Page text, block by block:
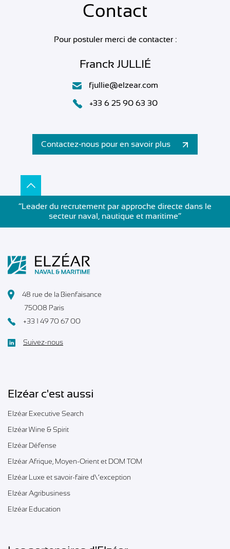
Contact
Pour postuler merci de contacter :
Franck JULLIÉ
fjullie@elzear.com
+33 6 25 90 63 30
Contactez-nous pour en savoir plus
”Leader du recrutement par approche directe dans le
secteur naval, nautique et maritime”
48 rue de la Bienfaisance
75008 Paris
+33 1 49 70 67 00
Suivez-nous
Elzéar c'est aussi
Elzéar Executive Search
Elzéar Wine & Spirit
Elzéar Défense
Elzéar Afrique, Moyen-Orient et DOM TOM
Elzéar Luxe et savoir-faire d\’exception
Elzéar Agribusiness
Elzéar Education